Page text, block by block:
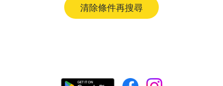
清除條件再搜尋